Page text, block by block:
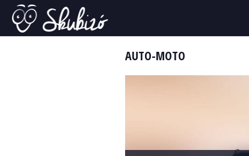
AUTO-MOTO